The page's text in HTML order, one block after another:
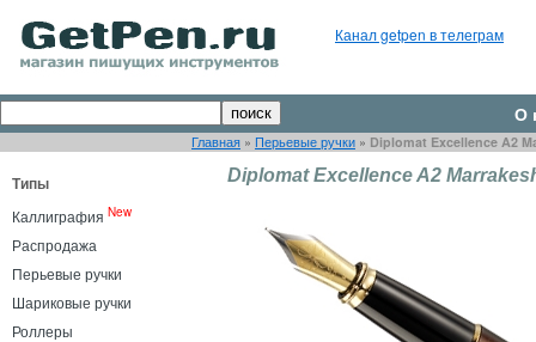
Канал getpen в телеграм
О
Главная » Перьевые ручки » Diplomat Excellence A2
Типы
Каллиграфия New
Распродажа
Перьевые ручки
Шариковые ручки
Роллеры
Diplomat Excellence A2